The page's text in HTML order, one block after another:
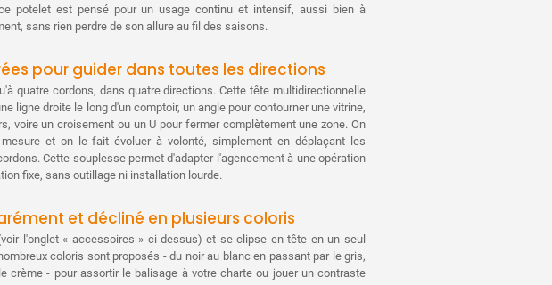
potelet est pensé pour un usage continu et intensif, aussi bien à
sans rien perdre de son allure au fil des saisons.
pour guider dans toutes les directions
quatre cordons, dans quatre directions. Cette tête multidirectionnelle
ligne droite le long d'un comptoir, un angle pour contourner une vitrine,
voire un croisement ou un U pour fermer complètement une zone. On
et on le fait évoluer à volonté, simplement en déplaçant les
Cette souplesse permet d'adapter l'agencement à une opération
fixe, sans outillage ni installation lourde.
et décliné en plusieurs coloris
l'onglet « accessoires » ci-dessus) et se clipse en tête en un seul
coloris sont proposés - du noir au blanc en passant par le gris,
crème - pour assortir le balisage à votre charte ou jouer un contraste